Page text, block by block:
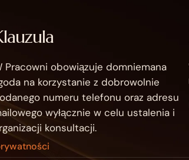
Pracowni obowiązuje domniemana
na korzystanie z dobrowolnie
numeru telefonu oraz adresu
wyłącznie w celu ustalenia i
konsultacji.